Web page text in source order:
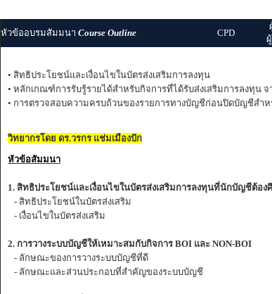
หัวข้ออบรมสัมมนา Course Outline CPD
• สิทธิประโยชน์และเงื่อนไขในบัตรส่งเสริมการลงทุน
• หลักเกณฑ์การรับรู้รายได้สำหรับกิจการที่ได้รับส่งเสริมการลงทุน จ
• การตรวจสอบความครบถ้วนของรายการทางบัญชีก่อนปิดบัญชีสำห
วิทยากรโดย ดร.วรกร แช่มเมืองปัก
หัวข้อสัมมนา
1. สิทธิประโยชน์และเงื่อนไขในบัตรส่งเสริมการลงทุนที่นักบัญชีต้อง
- สิทธิประโยชน์ในบัตรส่งเสริม
- เงื่อนไขในบัตรส่งเสริม
2. การวางระบบบัญชีให้เหมาะสมกับกิจการ BOI และ NON-BOI
- ลักษณะของการวางระบบบัญชีที่ดี
- ลักษณะและส่วนประกอบที่สำคัญของระบบบัญชี